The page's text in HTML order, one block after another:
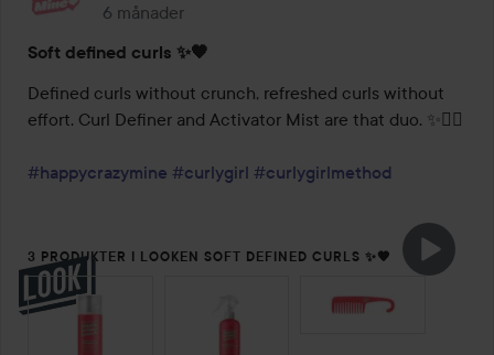
6 månader
Inlägget skapades 6 månader
Soft defined curls ✨🧡
Defined curls without crunch, refreshed curls without
effort. Curl Definer and Activator Mist are that duo. ✨💁‍♀️
#happycrazymine #curlygirl #curlygirlmethod
3 PRODUKTER I LOOKEN SOFT DEFINED CURLS ✨🧡
HOPPA ÖVER SEKTIONEN